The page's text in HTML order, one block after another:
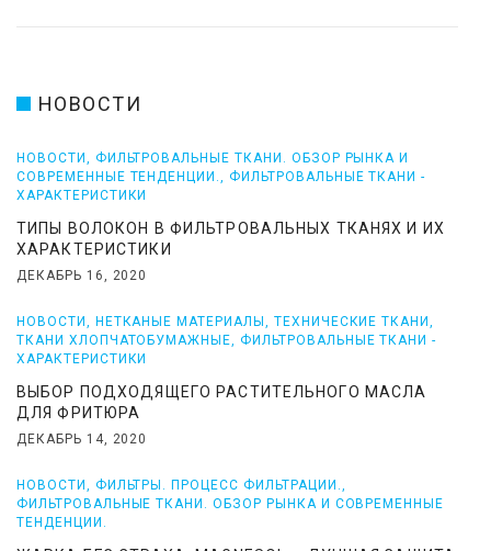
НОВОСТИ
НОВОСТИ , ФИЛЬТРОВАЛЬНЫЕ ТКАНИ. ОБЗОР РЫНКА И
СОВРЕМЕННЫЕ ТЕНДЕНЦИИ.,ФИЛЬТРОВАЛЬНЫЕ ТКАНИ -
ХАРАКТЕРИСТИКИ
ТИПЫ ВОЛОКОН В ФИЛЬТРОВАЛЬНЫХ ТКАНЯХ И ИХ
ХАРАКТЕРИСТИКИ
ДЕКАБРЬ 16, 2020
НОВОСТИ , НЕТКАНЫЕ МАТЕРИАЛЫ , ТЕХНИЧЕСКИЕ ТКАНИ,
ТКАНИ ХЛОПЧАТОБУМАЖНЫЕ,ФИЛЬТРОВАЛЬНЫЕ ТКАНИ -
ХАРАКТЕРИСТИКИ
ВЫБОР ПОДХОДЯЩЕГО РАСТИТЕЛЬНОГО МАСЛА
ДЛЯ ФРИТЮРА
ДЕКАБРЬ 14, 2020
НОВОСТИ , ФИЛЬТРЫ. ПРОЦЕСС ФИЛЬТРАЦИИ.,
ФИЛЬТРОВАЛЬНЫЕ ТКАНИ. ОБЗОР РЫНКА И СОВРЕМЕННЫЕ
ТЕНДЕНЦИИ.